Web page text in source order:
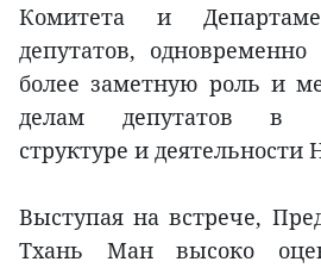
Комитета и
депутатов,
более заметную роль и
делам депутатов в
структуре и деятельности
Выступая на встрече,
Тхань Ман высоко